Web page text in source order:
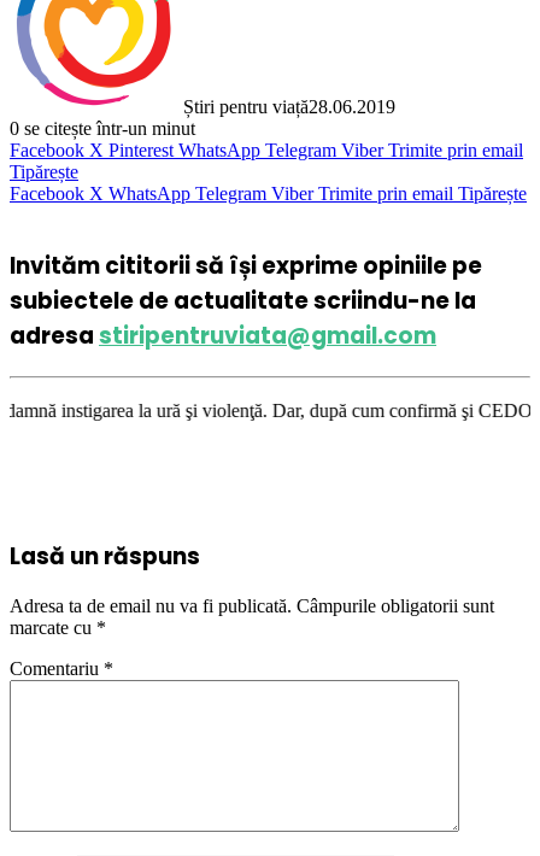
Știri pentru viață28.06.2019
0 se citește într-un minut
Facebook X Pinterest WhatsApp Telegram Viber Trimite prin email
Tipărește
Facebook X WhatsApp Telegram Viber Trimite prin email Tipărește
Invităm cititorii să își exprime opiniile pe
subiectele de actualitate scriindu-ne la
adresastiripentruviata@gmail.com
la ură şi violenţă. Dar, după cum confirmă şi CEDO în cazul
Lasă un răspuns
Adresa ta de email nu va fi publicată. Câmpurile obligatorii sunt
marcate cu *
Comentariu *